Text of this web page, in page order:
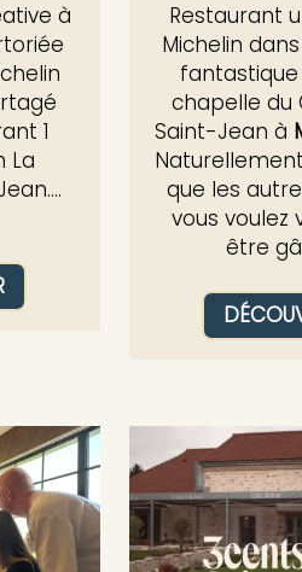
à
1
La
Restaurant
Michelin
chapelle du
Saint-Jean à
que les
vous voulez
être